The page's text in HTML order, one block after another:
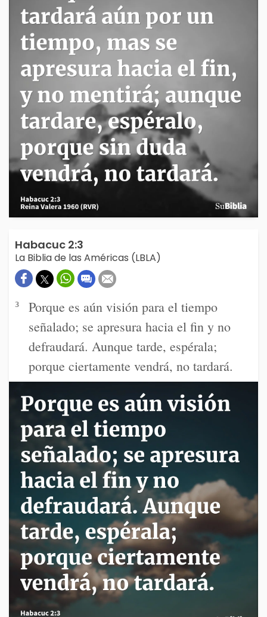
Habacuc 2:3
La Biblia de las Américas (LBLA)
3
Porque es aún visión para el tiempo
señalado; se apresura hacia el fin y no
defraudará. Aunque tarde, espérala;
porque ciertamente vendrá, no tardará.